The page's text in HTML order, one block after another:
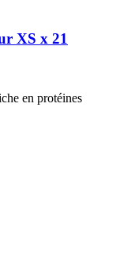
XS x 21
en protéines